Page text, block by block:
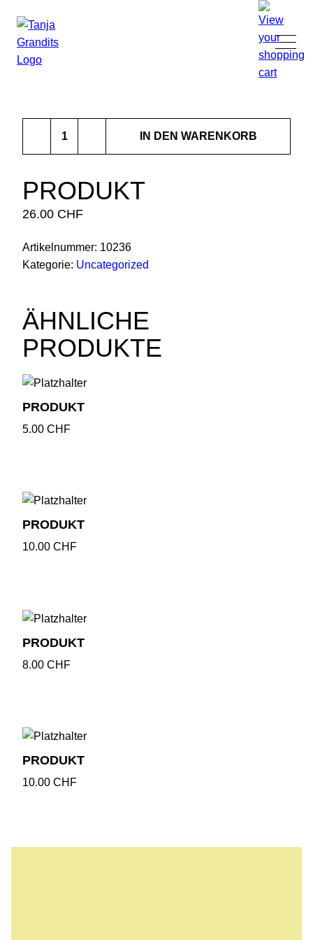
RESTAURANT STUCKI
KONTAKT
ONLINESHOP
IN DEN WARENKORB
PRODUKT
26.00 CHF
Artikelnummer: 10236
Kategorie: Uncategorized
ÄHNLICHE
PRODUKTE
PRODUKT
5.00 CHF
PRODUKT
10.00 CHF
PRODUKT
8.00 CHF
PRODUKT
10.00 CHF